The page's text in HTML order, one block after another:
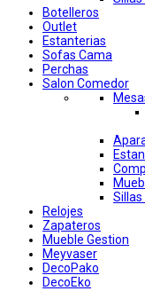
Botelleros
Outlet
Estanterias
Sofas Cama
Perchas
Salon Comedor
Relojes
Zapateros
Mueble Gestion
Meyvaser
DecoPako
DecoEko